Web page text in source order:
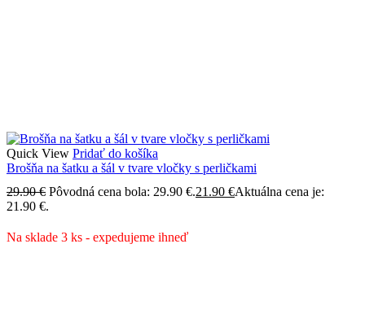
Quick View Pridať do košíka
Brošňa na šatku a šál v tvare vločky s perličkami
29.90€ Pôvodná cena bola: 29.90 €.21.90 €Aktuálna cena je:
21.90 €.
Na sklade 3 ks - expedujeme ihneď